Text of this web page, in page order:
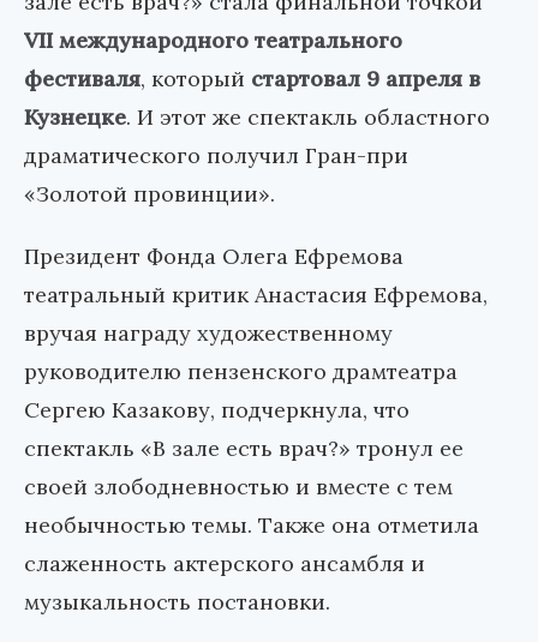
VII международного театрального
фестиваля, который стартовал 9 апреля в
Кузнецке. И этот же спектакль областного
драматического получил Гран-при
«Золотой провинции».
Президент Фонда Олега Ефремова
театральный критик Анастасия Ефремова,
вручая награду художественному
руководителю пензенского драмтеатра
Сергею Казакову, подчеркнула, что
спектакль «В зале есть врач?» тронул ее
своей злободневностью и вместе с тем
необычностью темы. Также она отметила
слаженность актерского ансамбля и
музыкальность постановки.